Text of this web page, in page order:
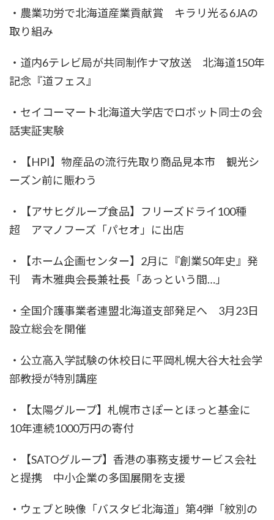
・農業功労で北海道産業貢献賞 キラリ光る6JAの
取り組み
・道内6テレビ局が共同制作ナマ放送 北海道150年
記念『道フェス』
・セイコーマート北海道大学店でロボット同士の会
話実証実験
・【HPI】物産品の流行先取り商品見本市 観光シ
ーズン前に賑わう
・【アサヒグループ食品】フリーズドライ100種
超 アマノフーズ「パセオ」に出店
・【ホーム企画センター】2月に『創業50年史』発
刊 青木雅典会長兼社長「あっという間…」
・全国介護事業者連盟北海道支部発足へ 3月23日
設立総会を開催
・公立高入学試験の休校日に平岡札幌大谷大社会学
部教授が特別講座
・【太陽グループ】札幌市さぽーとほっと基金に
10年連続1000万円の寄付
・【SATOグループ】香港の事務支援サービス会社
と提携 中小企業の多国展開を支援
・ウェブと映像「バスタビ北海道」第4弾「紋別の